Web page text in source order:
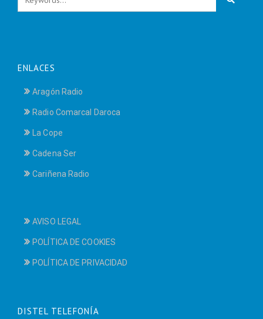
ENLACES
Aragón Radio
Radio Comarcal Daroca
La Cope
Cadena Ser
Cariñena Radio
AVISO LEGAL
POLÍTICA DE COOKIES
POLÍTICA DE PRIVACIDAD
DISTEL TELEFONÍA